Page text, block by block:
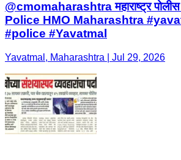
@cmomaharashtra महाराष्ट्र
Police HMO Maharashtra
#police #Yavatmal
Yavatmal, Maharashtra | Jul 29, 2026